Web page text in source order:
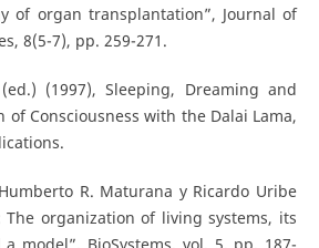
of organ transplantation”, Journal of
8(5-7), pp. 259-271.
(1997), Sleeping, Dreaming and
of Consciousness with the Dalai Lama,
R. Maturana y Ricardo Uribe
The organization of living systems, its